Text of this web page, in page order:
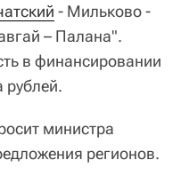
- Мильково -
– Палана".
в финансировании
рублей.
министра
регионов.